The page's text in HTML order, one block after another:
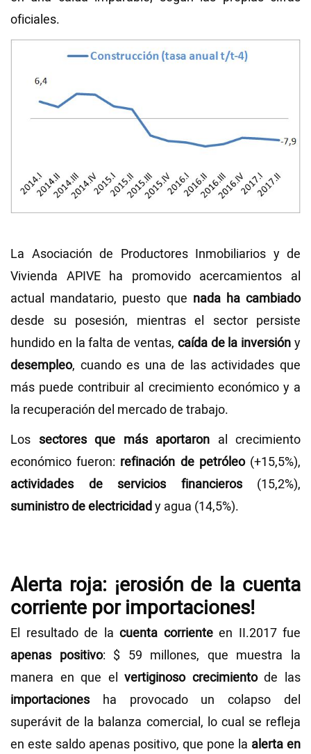
oficiales.
La Asociación de Productores Inmobiliarios y de
Vivienda APIVE ha promovido acercamientos al
actual mandatario, puesto que nada ha cambiado
desde su posesión, mientras el sector persiste
hundido en la falta de ventas, caída de la inversión y
desempleo, cuando es una de las actividades que
más puede contribuir al crecimiento económico y a
la recuperación del mercado de trabajo.
Los sectores que más aportaron al crecimiento
económico fueron: refinación de petróleo(+15,5%),
actividades de servicios financieros(15,2%),
suministro de electricidady agua (14,5%).
Alerta roja: ¡erosión de la cuenta
corriente por importaciones!
El resultado de la cuenta corrienteen II.2017 fue
apenas positivo: $ 59 millones, que muestra la
manera en que elvertiginoso crecimientode las
importaciones ha provocado un colapso del
superávit de la balanza comercial, lo cual se refleja
en este saldo apenas positivo, que pone la alerta en